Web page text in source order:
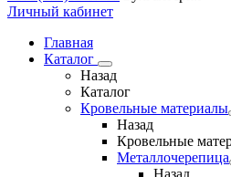
Личный кабинет
Главная
Каталог
Назад
Каталог
Кровельные материалы
Назад
Кровельные
Металлочерепица
Назад